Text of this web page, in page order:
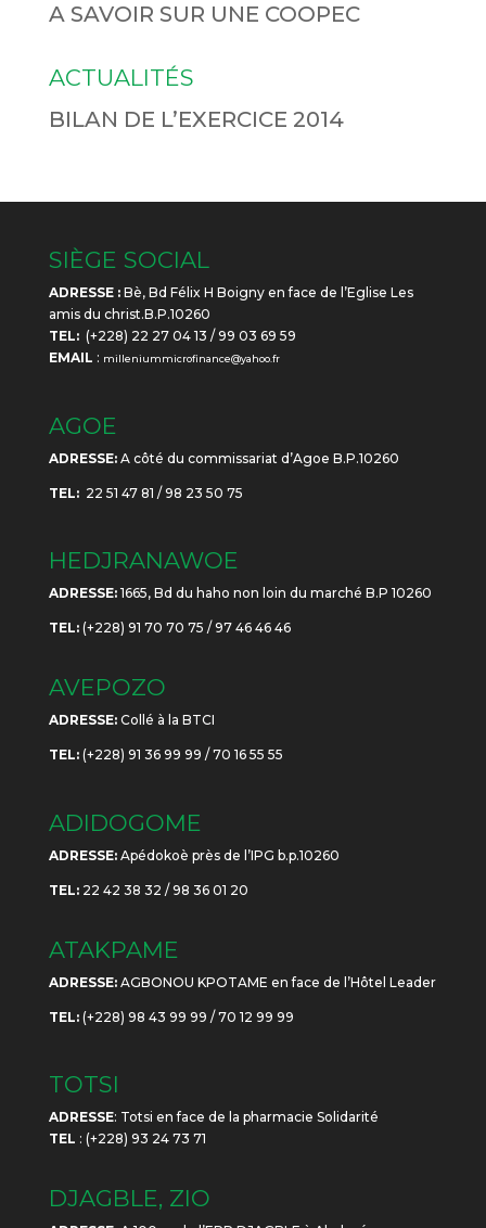
A SAVOIR SUR UNE COOPEC
ACTUALITÉS
BILAN DE L’EXERCICE 2014
SIÈGE SOCIAL
ADRESSE :Bè, Bd Félix H Boigny en face de l’Eglise Les
amis du christ.B.P.10260
TEL:(+228) 22 27 04 13 / 99 03 69 59
EMAIL : milleniummicrofinance@yahoo.fr
AGOE
ADRESSE:A côté du commissariat d’Agoe B.P.10260
TEL:22 51 47 81 / 98 23 50 75
HEDJRANAWOE
ADRESSE:1665, Bd du haho non loin du marché B.P 10260
TEL:(+228) 91 70 70 75 / 97 46 46 46
AVEPOZO
ADRESSE:Collé à la BTCI
TEL:(+228) 91 36 99 99 / 70 16 55 55
ADIDOGOME
ADRESSE:Apédokoè près de l’IPG b.p.10260
TEL:22 42 38 32 / 98 36 01 20
ATAKPAME
ADRESSE:AGBONOU KPOTAME en face de l’Hôtel Leader
TEL:(+228) 98 43 99 99 / 70 12 99 99
TOTSI
ADRESSE: Totsi en face de la pharmacie Solidarité
TEL : (+228) 93 24 73 71
DJAGBLE, ZIO